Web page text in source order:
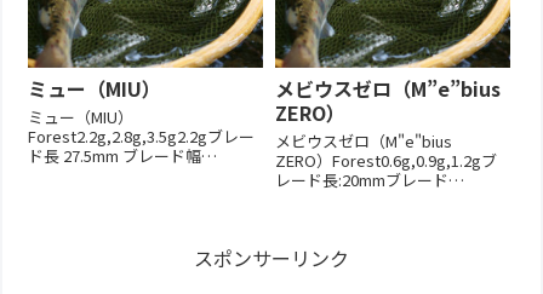
ミュー（MIU）
ミュー（MIU）
Forest2.2g,2.8g,3.5g2.2gブレー
ド長 27.5mm ブレード幅
メビウスゼロ（M”e”bius
ZERO）
メビウスゼロ（M"e"bius
ZERO）Forest0.6g,0.9g,1.2gブ
レード長:20mmブレード
ッケージ裏面文巻きに重点を置
スポンサーリンク